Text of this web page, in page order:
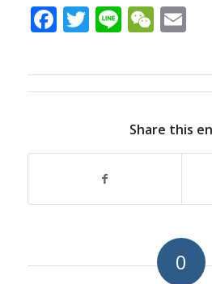
Facebook
Twitter
Line
Share this
0